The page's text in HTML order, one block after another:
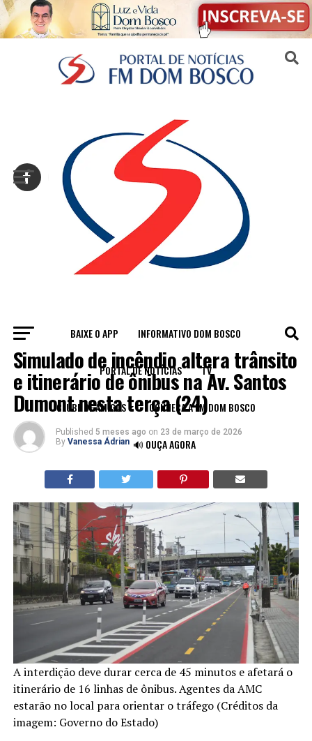
BAIXE O APP INFORMATIVO DOM BOSCO
PORTAL DE NOTÍCIAS TV
CLUBE DE AMIGOS CONHEÇA A FM DOM BOSCO
🔊 OUÇA AGORA
TRÂNSITO
Simulado de incêndio altera trânsito
e itinerário de ônibus na Av. Santos
Dumont nesta terça (24)
Published 5 meses ago on 23 de março de 2026
By Vanessa Ádrian
A interdição deve durar cerca de 45 minutos e afetará o
itinerário de 16 linhas de ônibus. Agentes da AMC
estarão no local para orientar o tráfego (Créditos da
imagem: Governo do Estado)
Sair da versão mobile